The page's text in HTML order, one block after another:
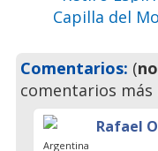
Previo
Comentarios: (
comentarios más
Rafael